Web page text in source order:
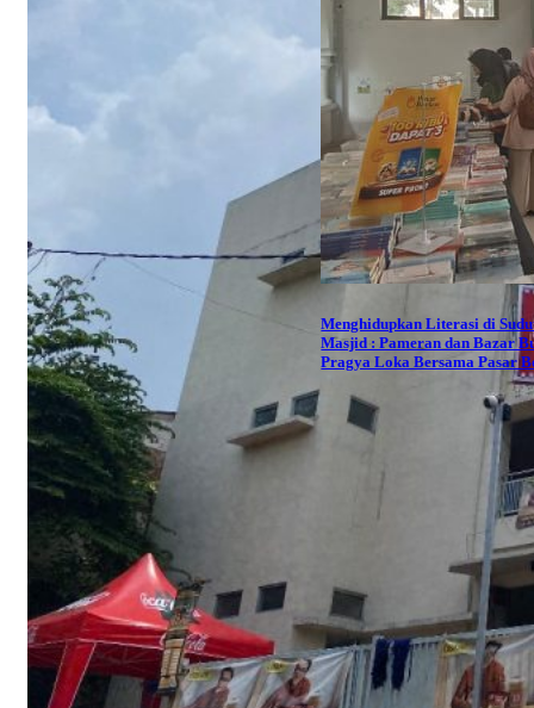
Menghidupkan Literasi di
Masjid : Pameran dan Bazar
Pragya Loka Bersama Pasar